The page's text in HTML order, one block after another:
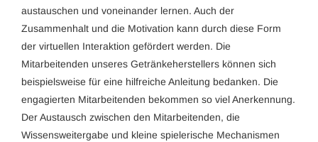
austauschen und voneinander lernen. Auch der
Zusammenhalt und die Motivation kann durch diese Form
der virtuellen Interaktion gefördert werden. Die
Mitarbeitenden unseres Getränkeherstellers können sich
beispielsweise für eine hilfreiche Anleitung bedanken. Die
engagierten Mitarbeitenden bekommen so viel Anerkennung.
Der Austausch zwischen den Mitarbeitenden, die
Wissensweitergabe und kleine spielerische Mechanismen